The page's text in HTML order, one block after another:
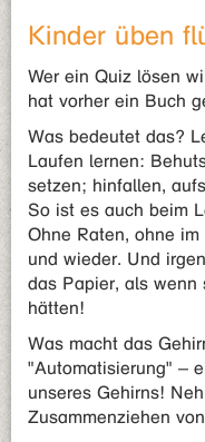
Kinder üben
Wer ein Quiz lösen
hat vorher ein Buch
Was bedeutet das?
Laufen lernen:
setzen; hinfallen,
So ist es auch beim
Ohne Raten, ohne
und wieder. Und
das Papier, als wenn
hätten!
Was macht das
"Automatisierung" –
unseres Gehirns!
Zusammenziehen